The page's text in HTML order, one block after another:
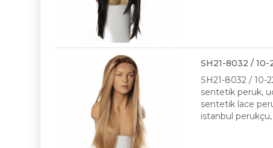
SH21-​8032 /
SH21-​8032 / 10-
sentetik peruk,
sentetik lace
istanbul